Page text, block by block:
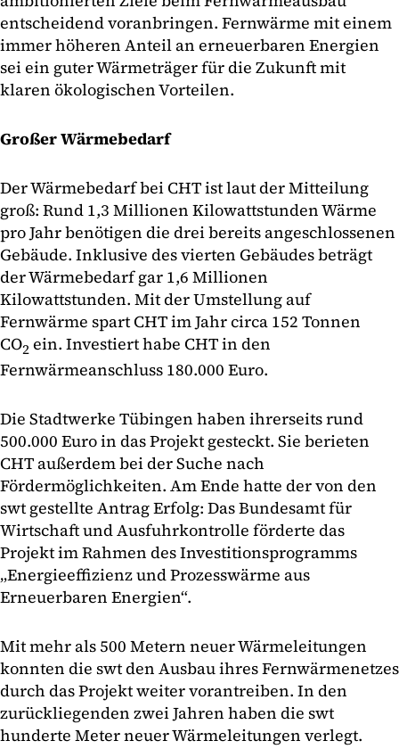
entscheidend voranbringen. Fernwärme mit einem
immer höheren Anteil an erneuerbaren Energien
sei ein guter Wärmeträger für die Zukunft mit
klaren ökologischen Vorteilen.
Großer Wärmebedarf
Der Wärmebedarf bei CHT ist laut der Mitteilung
groß: Rund 1,3 Millionen Kilowattstunden Wärme
pro Jahr benötigen die drei bereits angeschlossenen
Gebäude. Inklusive des vierten Gebäudes beträgt
der Wärmebedarf gar 1,6 Millionen
Kilowattstunden. Mit der Umstellung auf
Fernwärme spart CHT im Jahr circa 152 Tonnen
CO2ein. Investiert habe CHT in den
Fernwärmeanschluss 180.000 Euro.
Die Stadtwerke Tübingen haben ihrerseits rund
500.000 Euro in das Projekt gesteckt. Sie berieten
CHT außerdem bei der Suche nach
Fördermöglichkeiten. Am Ende hatte der von den
swt gestellte Antrag Erfolg: Das Bundesamt für
Wirtschaft und Ausfuhrkontrolle förderte das
Projekt im Rahmen des Investitionsprogramms
„Energieeffizienz und Prozesswärme aus
Erneuerbaren Energien“.
Mit mehr als 500 Metern neuer Wärmeleitungen
konnten die swt den Ausbau ihres Fernwärmenetzes
durch das Projekt weiter vorantreiben. In den
zurückliegenden zwei Jahren haben die swt
hunderte Meter neuer Wärmeleitungen verlegt.